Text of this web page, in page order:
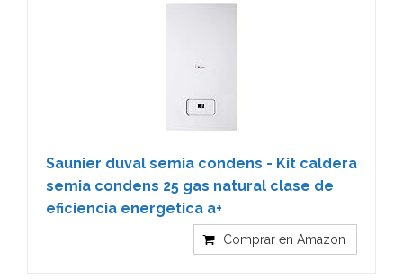
Saunier duval semia condens - Kit caldera
semia condens 25 gas natural clase de
eficiencia energetica a+
Comprar en Amazon